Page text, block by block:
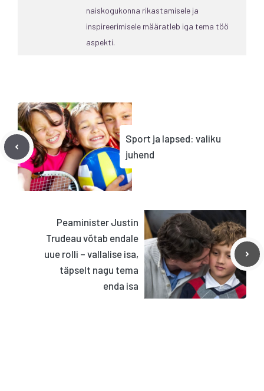
naiskogukonna rikastamisele ja
inspireerimisele määratleb iga tema töö
aspekti.
Sport ja lapsed: valiku
juhend
Peaminister Justin
Trudeau võtab endale
uue rolli – vallalise isa,
täpselt nagu tema
enda isa